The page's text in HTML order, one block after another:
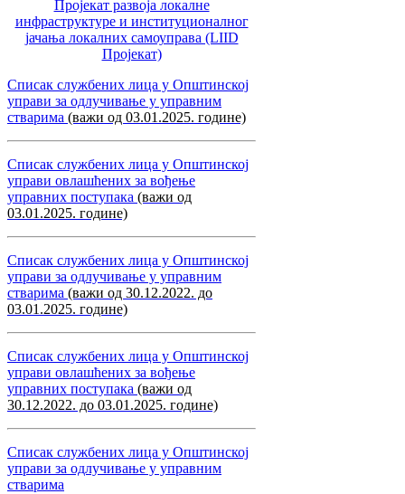
Пројекат развоја локалне
инфраструктуре и институционалног
јачања локалних самоуправa (LIID
Пројекат)
Списак службених лица у Општинској
управи за одлучивање у управним
стварима (важи од 03.01.2025. године)
Списак службених лица у Општинској
управи овлашћених за вођење
управних поступака (важи од
03.01.2025. године)
Списак службених лица у Општинској
управи за одлучивање у управним
стварима (важи од 30.12.2022. до
03.01.2025. године)
Списак службених лица у Општинској
управи овлашћених за вођење
управних поступака (важи од
30.12.2022. до 03.01.2025. године)
Списак службених лица у Општинској
управи за одлучивање у управним
стварима